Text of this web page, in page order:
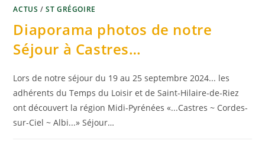
ACTUS /ST GRÉGOIRE
Diaporama photos de notre
Séjour à Castres…
Lors de notre séjour du 19 au 25 septembre 2024... les
adhérents du Temps du Loisir et de Saint-Hilaire-de-Riez
ont découvert la région Midi-Pyrénées «...Castres ~ Cordes-
sur-Ciel ~ Albi...» Séjour…